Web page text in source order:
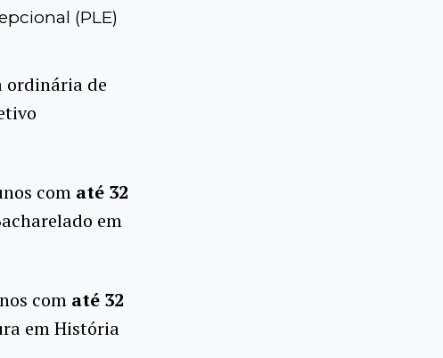
(PLE)
ordinária de
com até 32
em
com até 32
em História